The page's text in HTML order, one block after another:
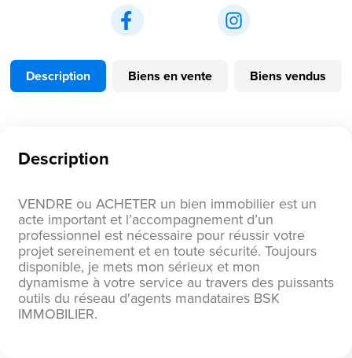
Description Biens en vente Biens vendus
Description
VENDRE ou ACHETER un bien immobilier est un
acte important et l’accompagnement d’un
professionnel est nécessaire pour réussir votre
projet sereinement et en toute sécurité. Toujours
disponible, je mets mon sérieux et mon
dynamisme à votre service au travers des puissants
outils du réseau d'agents mandataires BSK
IMMOBILIER.